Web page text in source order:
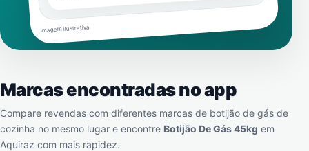
Imagem ilustrativa
Marcas encontradas no app
Compare revendas com diferentes marcas de botijão de gás de
cozinha no mesmo lugar e encontre Botijão De Gás 45kg em
Aquiraz com mais rapidez.